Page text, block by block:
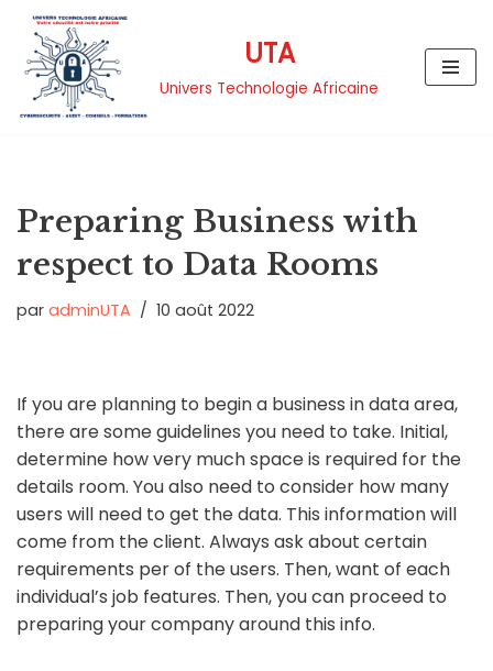
Aller
contenu
UTA
Univers Technologie Africaine
Preparing Business with
respect to Data Rooms
par adminUTA 10 août 2022
If you are planning to begin a business in data area,
there are some guidelines you need to take. Initial,
determine how very much space is required for the
details room. You also need to consider how many
users will need to get the data. This information will
come from the client. Always ask about certain
requirements per of the users. Then, want of each
individual’s job features. Then, you can proceed to
preparing your company around this info.